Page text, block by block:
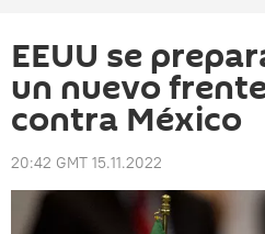
EEUU se
un nuevo
contra México
20:42 GMT 15.11.2022